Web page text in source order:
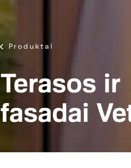
Produktai
Terasos ir
fasadai